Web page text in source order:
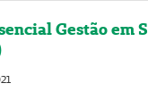
Gestão em